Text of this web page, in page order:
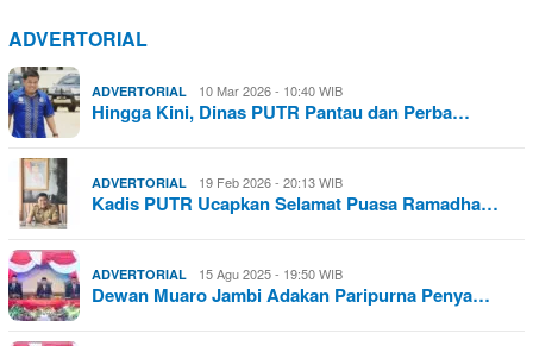
ADVERTORIAL
ADVERTORIAL 10 Mar 2026 - 10:40 WIB
Hingga Kini, Dinas PUTR Pantau dan Perba…
ADVERTORIAL 19 Feb 2026 - 20:13 WIB
Kadis PUTR Ucapkan Selamat Puasa Ramadha…
ADVERTORIAL 15 Agu 2025 - 19:50 WIB
Dewan Muaro Jambi Adakan Paripurna Penya…